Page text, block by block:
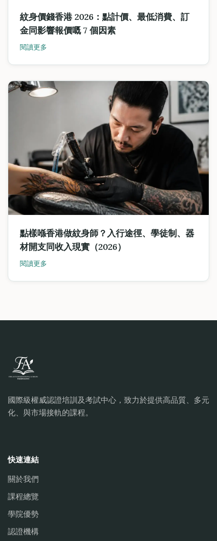
紋身價錢香港 2026：點計價、最低消費、訂
金同影響報價嘅 7 個因素
閱讀更多
點樣喺香港做紋身師？入行途徑、學徒制、器
材開支同收入現實（2026）
閱讀更多
國際級權威認證培訓及考試中心，致力於提供高品質、多元
化、與市場接軌的課程。
快速連結
關於我們
課程總覽
學院優勢
認證機構